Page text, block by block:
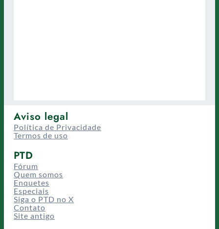
Aviso legal
Política de Privacidade
Termos de uso
PTD
Fórum
Quem somos
Enquetes
Especiais
Siga o PTD no X
Contato
Site antigo